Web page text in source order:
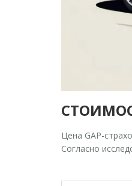
Цена GAP-
Согласно